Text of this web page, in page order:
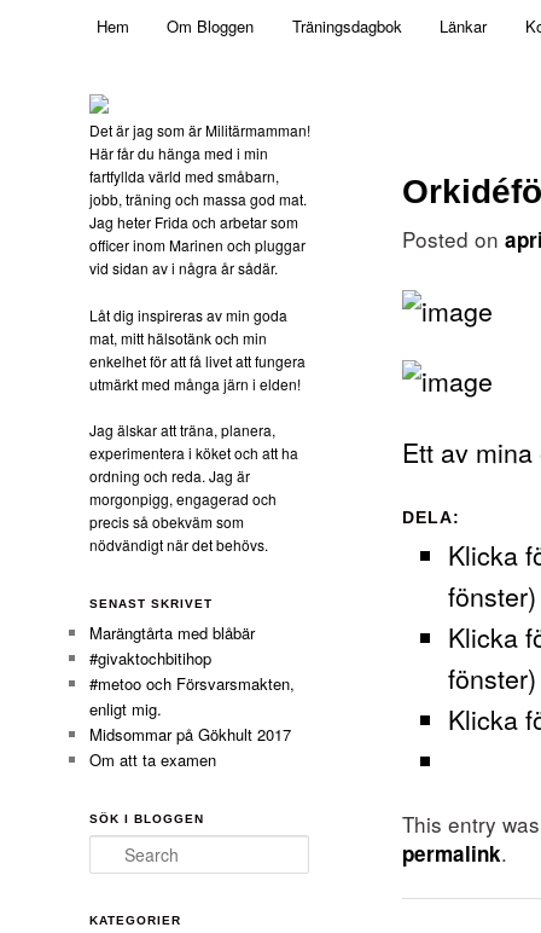
Militärmamman
Skip to primary content
Hem Om Bloggen Träningsdagbok Länkar
Posted on
Ett av
DELA:
Klicka
fönster)
Klicka
fönster)
Klicka
This entry
permalink.
Det är jag som är Militärmamman!
Här får du hänga med i min
fartfyllda värld med småbarn,
jobb, träning och massa god mat.
Jag heter Frida och arbetar som
officer inom Marinen och pluggar
vid sidan av i några år sådär.
Låt dig inspireras av min goda
mat, mitt hälsotänk och min
enkelhet för att få livet att fungera
utmärkt med många järn i elden!
Jag älskar att träna, planera,
experimentera i köket och att ha
ordning och reda. Jag är
morgonpigg, engagerad och
precis så obekväm som
nödvändigt när det behövs.
SENAST SKRIVET
Marängtårta med blåbär
#givaktochbitihop
#metoo och Försvarsmakten,
enligt mig.
Midsommar på Gökhult 2017
Om att ta examen
SÖK I BLOGGEN
Search
KATEGORIER